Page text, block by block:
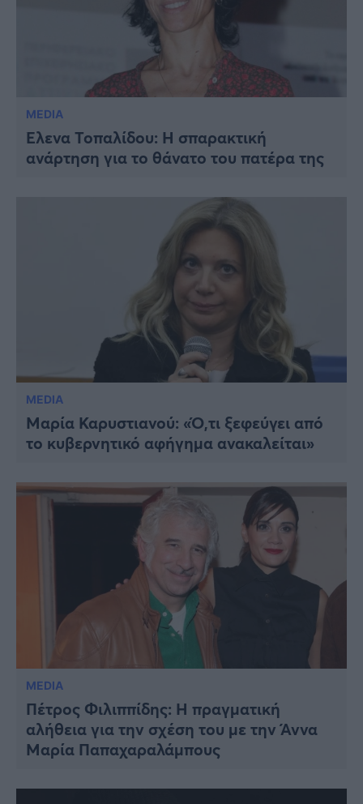
MEDIA
Έλενα Τοπαλίδου: Η σπαρακτική
ανάρτηση για το θάνατο του πατέρα της
MEDIA
Μαρία Καρυστιανού: «Ό,τι ξεφεύγει από
το κυβερνητικό αφήγημα ανακαλείται»
MEDIA
Πέτρος Φιλιππίδης: Η πραγματική
αλήθεια για την σχέση του με την Άννα
Μαρία Παπαχαραλάμπους